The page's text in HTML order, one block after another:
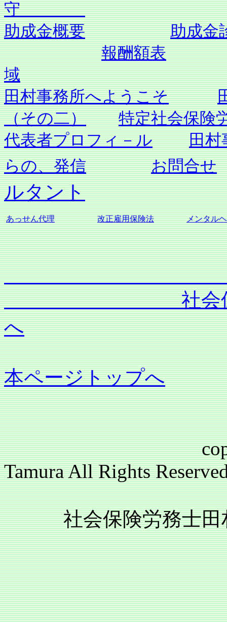
守
助成金概要
助成金
報酬額表
域
田村事務所へようこそ
（その二）
特定社会保険
代表者プロフィ－ル
田
らの、発信
お問合せ
ルタント
あっせん代理 改正雇用保険法 メンタル
社会保険労務
へ
本ページトップへ
Tamura All Rights
社会保険労務士田